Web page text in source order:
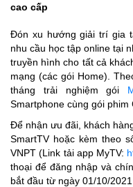
cao cấp
Đón xu hướng giải trí gia
nhu cầu học tập online tại
truyền hình cho tất cả
mạng (các gói Home).
tháng trải nghiệm gói
Smartphone cùng gói phim
Để nhận ưu đãi, khách
SmartTV hoặc kèm theo
VNPT (Link tải app MyTV:
thoại để đăng nhập và
bắt đầu từ ngày 01/10/